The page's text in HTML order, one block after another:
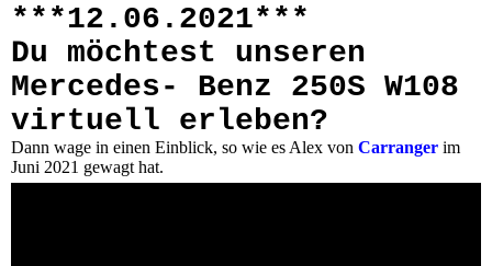
***12.06.2021***
Du möchtest unseren
Mercedes- Benz 250S W108
virtuell erleben?
Dann wage in einen Einblick, so wie es Alex von Carranger im
Juni 2021 gewagt hat.